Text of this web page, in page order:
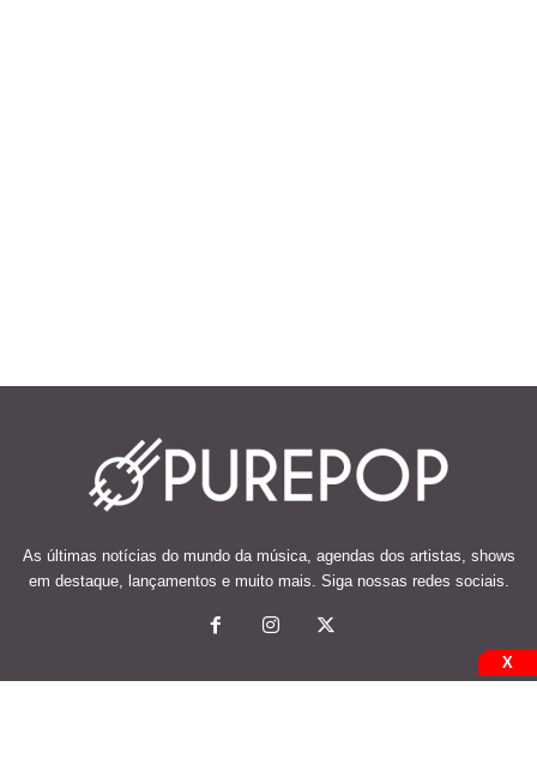
As últimas notícias do mundo da música, agendas dos artistas, shows
em destaque, lançamentos e muito mais. Siga nossas redes sociais.
X